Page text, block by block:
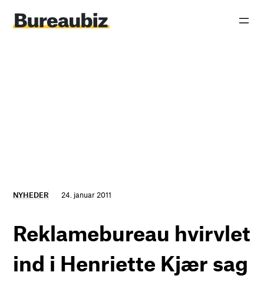
indhold
NYHEDER 24. januar 2011
Reklamebureau hvirvlet
ind i Henriette Kjær sag